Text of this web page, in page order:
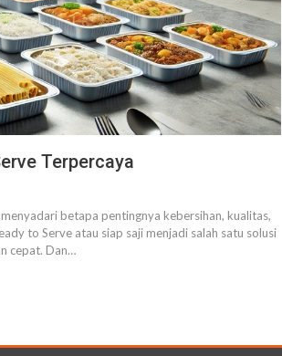
Terpercaya
betapa pentingnya kebersihan, kualitas,
to Serve atau siap saji menjadi salah satu solusi
cepat. Dan…